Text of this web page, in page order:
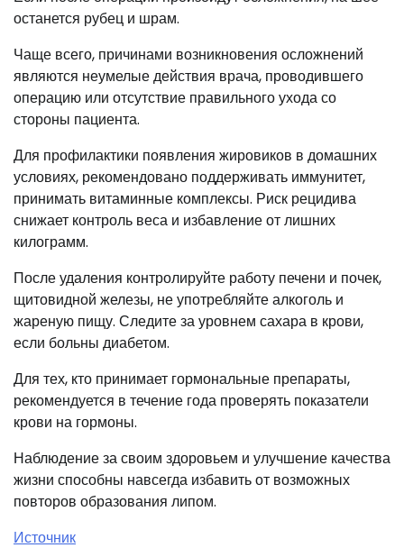
останется рубец и шрам.
Чаще всего, причинами возникновения осложнений
являются неумелые действия врача, проводившего
операцию или отсутствие правильного ухода со
стороны пациента.
Для профилактики появления жировиков в домашних
условиях, рекомендовано поддерживать иммунитет,
принимать витаминные комплексы. Риск рецидива
снижает контроль веса и избавление от лишних
килограмм.
После удаления контролируйте работу печени и почек,
щитовидной железы, не употребляйте алкоголь и
жареную пищу. Следите за уровнем сахара в крови,
если больны диабетом.
Для тех, кто принимает гормональные препараты,
рекомендуется в течение года проверять показатели
крови на гормоны.
Наблюдение за своим здоровьем и улучшение качества
жизни способны навсегда избавить от возможных
повторов образования липом.
Источник